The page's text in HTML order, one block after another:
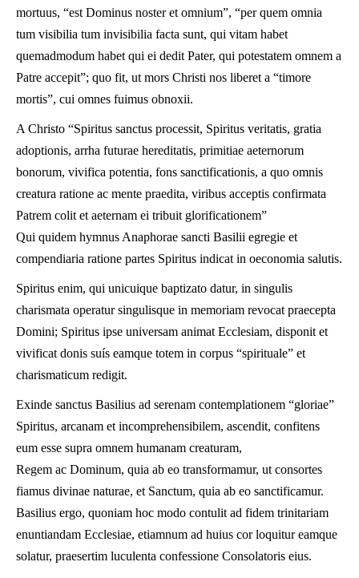
mortuus, “est Dominus noster et omnium”, “per quem omnia
tum visibilia tum invisibilia facta sunt, qui vitam habet
quemadmodum habet qui ei dedit Pater, qui potestatem omnem a
Patre accepit”; quo fit, ut mors Christi nos liberet a “timore
mortis”, cui omnes fuimus obnoxii.
A Christo “Spiritus sanctus processit, Spiritus veritatis, gratia
adoptionis, arrha futurae hereditatis, primitiae aeternorum
bonorum, vivifica potentia, fons sanctificationis, a quo omnis
creatura ratione ac mente praedita, viribus acceptis confirmata
Patrem colit et aeternam ei tribuit glorificationem”
Qui quidem hymnus Anaphorae sancti Basilii egregie et
compendiaria ratione partes Spiritus indicat in oeconomia salutis.
Spiritus enim, qui unicuique baptizato datur, in singulis
charismata operatur singulisque in memoriam revocat praecepta
Domini; Spiritus ipse universam animat Ecclesiam, disponit et
vivificat donis suís eamque totem in corpus “spirituale” et
charismaticum redigit.
Exinde sanctus Basilius ad serenam contemplationem “gloriae”
Spiritus, arcanam et incomprehensibilem, ascendit, confitens
eum esse supra omnem humanam creaturam,
Regem ac Dominum, quia ab eo transformamur, ut consortes
fiamus divinae naturae, et Sanctum, quia ab eo sanctificamur.
Basilius ergo, quoniam hoc modo contulit ad fidem trinitariam
enuntiandam Ecclesiae, etiamnum ad huius cor loquitur eamque
solatur, praesertim luculenta confessione Consolatoris eius.